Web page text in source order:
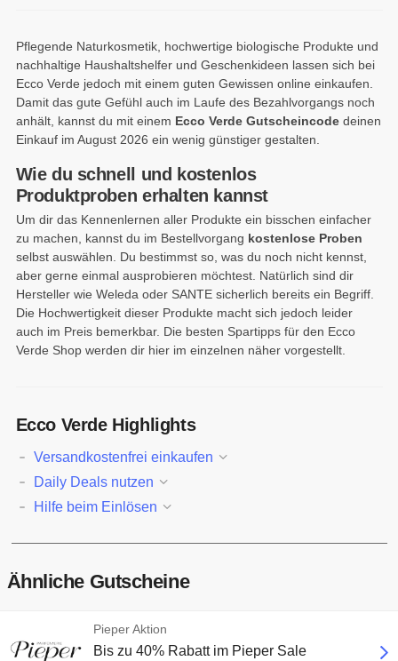
Pflegende Naturkosmetik, hochwertige biologische Produkte und
nachhaltige Haushaltshelfer und Geschenkideen lassen sich bei
Ecco Verde jedoch mit einem guten Gewissen online einkaufen.
Damit das gute Gefühl auch im Laufe des Bezahlvorgangs noch
anhält, kannst du mit einem Ecco Verde Gutscheincodedeinen
Einkauf im August 2026 ein wenig günstiger gestalten.
Wie du schnell und kostenlos
Produktproben erhalten kannst
Um dir das Kennenlernen aller Produkte ein bisschen einfacher
zu machen, kannst du im Bestellvorgang kostenlose Proben
selbst auswählen. Du bestimmst so, was du noch nicht kennst,
aber gerne einmal ausprobieren möchtest. Natürlich sind dir
Hersteller wie Weleda oder SANTE sicherlich bereits ein Begriff.
Die Hochwertigkeit dieser Produkte macht sich jedoch leider
auch im Preis bemerkbar. Die besten Spartipps für den Ecco
Verde Shop werden dir hier im einzelnen näher vorgestellt.
Ecco Verde Highlights
Versandkostenfrei einkaufen
Daily Deals nutzen
Hilfe beim Einlösen
Ähnliche Gutscheine
Pieper Aktion
Bis zu 40% Rabatt im Pieper Sale